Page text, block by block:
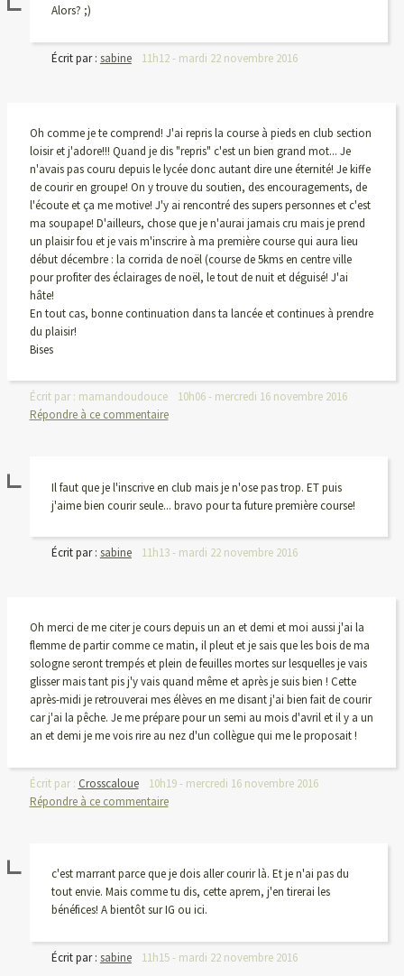
Alors? ;)
Écrit par : sabine 11h12- mardi 22 novembre 2016
Oh comme je te comprend! J'ai repris la course à pieds en club section
loisir et j'adore!!! Quand je dis "repris" c'est un bien grand mot... Je
n'avais pas couru depuis le lycée donc autant dire une éternité! Je kiffe
de courir en groupe! On y trouve du soutien, des encouragements, de
l'écoute et ça me motive! J'y ai rencontré des supers personnes et c'est
ma soupape! D'ailleurs, chose que je n'aurai jamais cru mais je prend
un plaisir fou et je vais m'inscrire à ma première course qui aura lieu
début décembre : la corrida de noël (course de 5kms en centre ville
pour profiter des éclairages de noël, le tout de nuit et déguisé! J'ai
hâte!
En tout cas, bonne continuation dans ta lancée et continues à prendre
du plaisir!
Bises
Écrit par : mamandoudouce 10h06- mercredi 16 novembre 2016
Répondre à ce commentaire
Il faut que je l'inscrive en club mais je n'ose pas trop. ET puis
j'aime bien courir seule... bravo pour ta future première course!
Écrit par : sabine 11h13- mardi 22 novembre 2016
Oh merci de me citer je cours depuis un an et demi et moi aussi j'ai la
flemme de partir comme ce matin, il pleut et je sais que les bois de ma
sologne seront trempés et plein de feuilles mortes sur lesquelles je vais
glisser mais tant pis j'y vais quand même et après je suis bien ! Cette
après-midi je retrouverai mes élèves en me disant j'ai bien fait de courir
car j'ai la pêche. Je me prépare pour un semi au mois d'avril et il y a un
an et demi je me vois rire au nez d'un collègue qui me le proposait !
Écrit par : Crosscaloue 10h19- mercredi 16 novembre 2016
Répondre à ce commentaire
c'est marrant parce que je dois aller courir là. Et je n'ai pas du
tout envie. Mais comme tu dis, cette aprem, j'en tirerai les
bénéfices! A bientôt sur IG ou ici.
Écrit par : sabine 11h15- mardi 22 novembre 2016